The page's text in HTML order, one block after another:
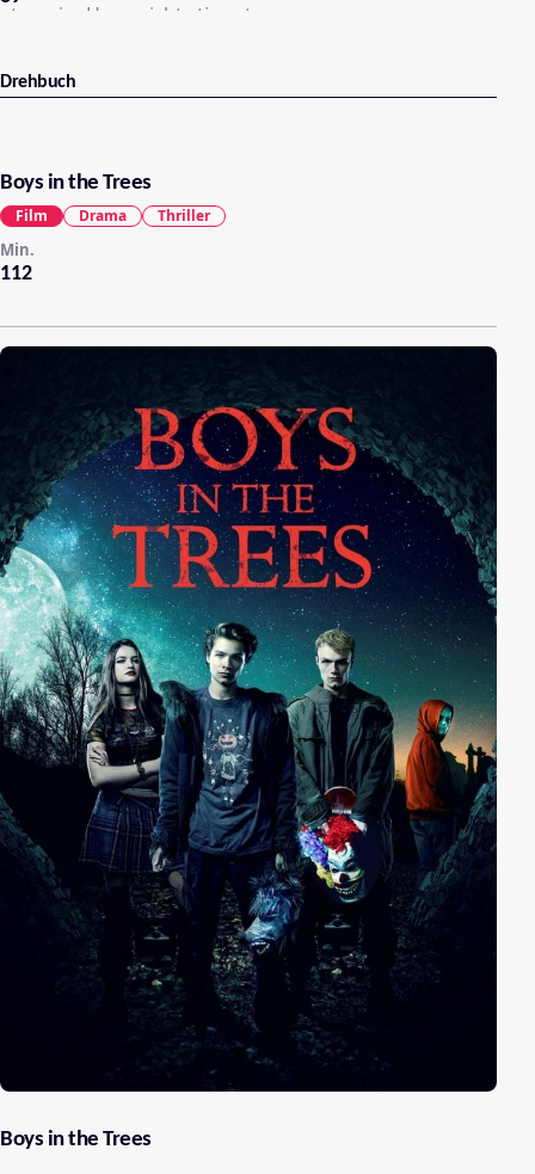
etwas im Haus nicht stimmt.
Drehbuch
Boys in the Trees
112
Min.
Film Drama Thriller
Boys in the Trees